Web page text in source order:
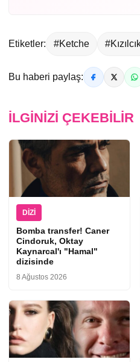
Etiketler: #Ketche
Bu haberi paylaş:
İLGINIZI ÇEKEBILIR
DIZI
Bomba transfer! Caner
Cindoruk, Oktay
Kaynarcal'ı "Hamal"
dizisinde
8 Ağustos 2026